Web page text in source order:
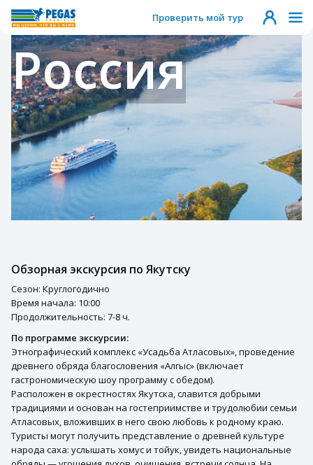
Проверить мой тур
Россия
Обзорная экскурсия по Якутску
Сезон: Круглогодично
Время начала: 10:00
Продолжительность: 7-8 ч.
По программе экскурсии:
Этнографический комплекс «Усадьба Атласовых», проведение
древнего обряда благословения «Алгыс» (включает
гастрономическую шоу программу с обедом).
Расположен в окрестностях Якутска, славится добрыми
традициями и основан на гостеприимстве и трудолюбии семьи
Атласовых, вложивших в него свою любовь к родному краю.
Туристы могут получить представление о древней культуре
народа саха: услышать хомус и тойук, увидеть национальные